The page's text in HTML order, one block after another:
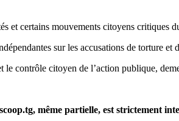
et certains mouvements citoyens critiques
sur les accusations de torture et
contrôle citoyen de l’action publique,
même partielle, est strictement